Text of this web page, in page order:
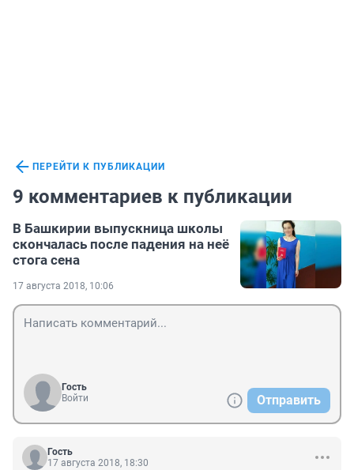
ПЕРЕЙТИ К ПУБЛИКАЦИИ
9 комментариев к публикации
В Башкирии выпускница школы
скончалась после падения на неё
стога сена
17 августа 2018, 10:06
Гость
Войти
Отправить
Гость
17 августа 2018, 18:30